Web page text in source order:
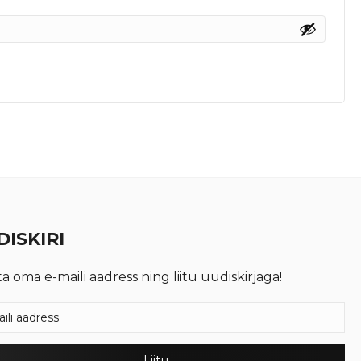
oma e-maili aadress ning liitu uudiskirjaga!